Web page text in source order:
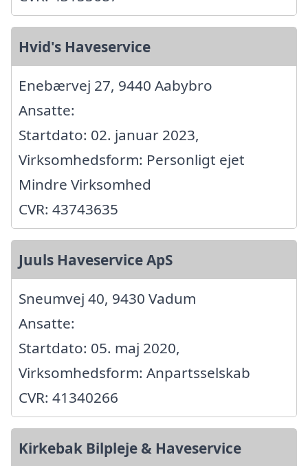
Hvid's Haveservice
Enebærvej 27, 9440 Aabybro
Ansatte:
Startdato: 02. januar 2023,
Virksomhedsform: Personligt ejet
Mindre Virksomhed
CVR: 43743635
Juuls Haveservice ApS
Sneumvej 40, 9430 Vadum
Ansatte:
Startdato: 05. maj 2020,
Virksomhedsform: Anpartsselskab
CVR: 41340266
Kirkebak Bilpleje & Haveservice